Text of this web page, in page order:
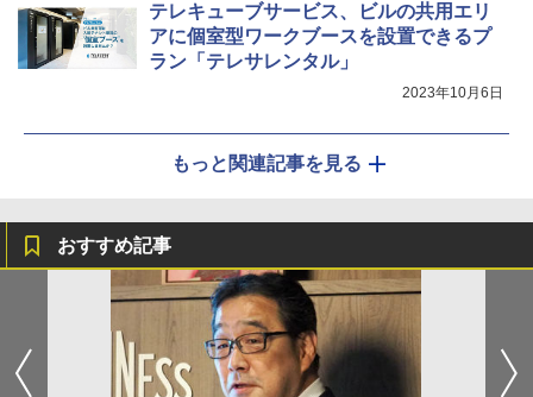
テレキューブサービス、ビルの共用エリ
アに個室型ワークブースを設置できるプ
ラン「テレサレンタル」
2023年10月6日
もっと関連記事を見る
おすすめ記事